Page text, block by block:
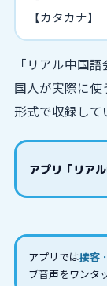
【カタカナ】
「リアル中国
国人が実際に
形式で収録して
アプリ「リア
アプリでは接客
ブ音声をワンタ